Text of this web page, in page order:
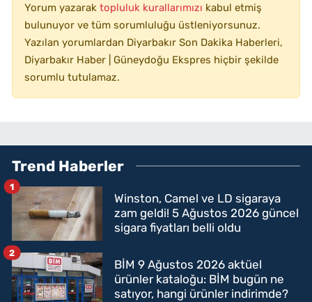
Yorum yazarak topluluk kurallarımızı kabul etmiş
bulunuyor ve tüm sorumluluğu üstleniyorsunuz.
Yazılan yorumlardan Diyarbakır Son Dakika Haberleri,
Diyarbakır Haber | Güneydoğu Ekspres hiçbir şekilde
sorumlu tutulamaz.
Trend Haberler
Winston, Camel ve LD sigaraya
zam geldi! 5 Ağustos 2026 güncel
sigara fiyatları belli oldu
1
BİM 9 Ağustos 2026 aktüel
ürünler kataloğu: BİM bugün ne
satıyor, hangi ürünler indirimde?
2